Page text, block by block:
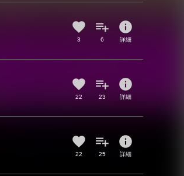
3 6
info
詳細
22 23
info
詳細
22 25
info
詳細